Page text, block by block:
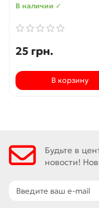
В наличии ✓
25 грн.
В корзину
Будьте в
новости!